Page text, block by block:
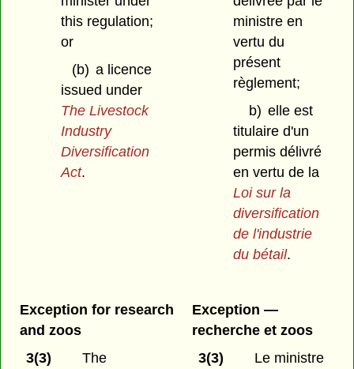
this regulation;
or
(b) a licence
issued under
The Livestock
Industry
Diversification
Act.
ministre en
vertu du
présent
règlement;
b) elle est
titulaire d'un
permis délivré
en vertu de la
Loi sur la
diversification
de l'industrie
du bétail.
Exception for research
and zoos
3(3)
The
Exception —
recherche et zoos
3(3)
Le ministre